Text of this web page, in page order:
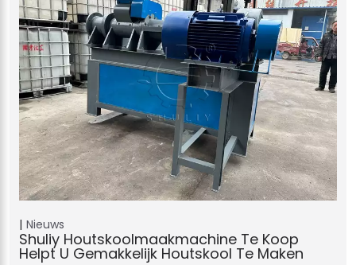
Nieuws
Shuliy Houtskoolmaakmachine Te Koop
Helpt U Gemakkelijk Houtskool Te Maken